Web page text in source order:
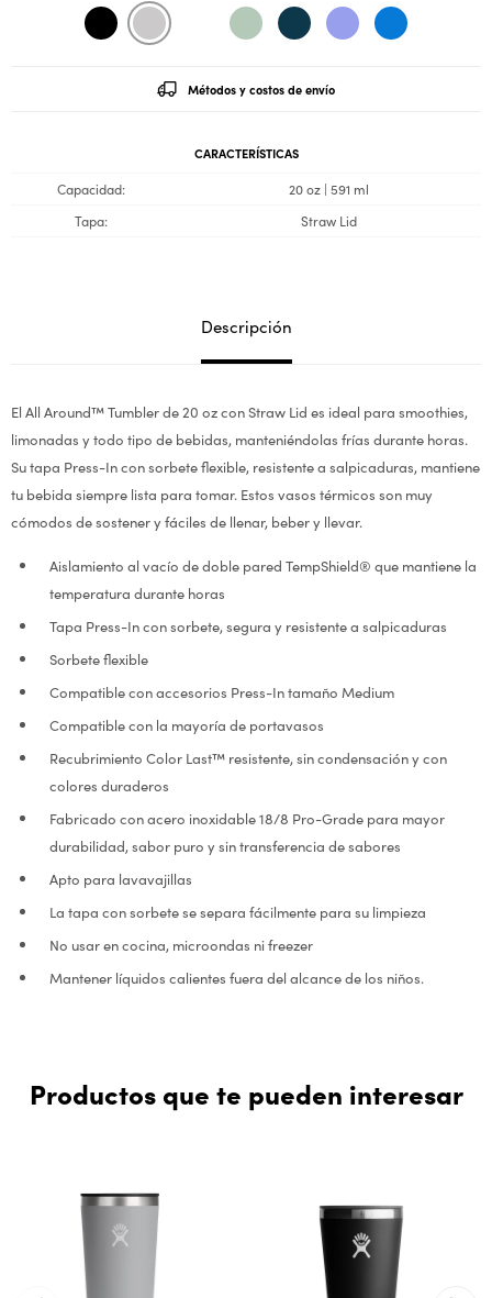
Métodos y costos de envío
CARACTERÍSTICAS
Capacidad
20 oz | 591 ml
Tapa
Straw Lid
Descripción
El All Around™ Tumbler de 20 oz con Straw Lid es ideal para smoothies,
limonadas y todo tipo de bebidas, manteniéndolas frías durante horas.
Su tapa Press-In con sorbete flexible, resistente a salpicaduras, mantiene
tu bebida siempre lista para tomar. Estos vasos térmicos son muy
cómodos de sostener y fáciles de llenar, beber y llevar.
Aislamiento al vacío de doble pared TempShield® que mantiene la
temperatura durante horas
Tapa Press-In con sorbete, segura y resistente a salpicaduras
Sorbete flexible
Compatible con accesorios Press-In tamaño Medium
Compatible con la mayoría de portavasos
Recubrimiento Color Last™ resistente, sin condensación y con
colores duraderos
Fabricado con acero inoxidable 18/8 Pro-Grade para mayor
durabilidad, sabor puro y sin transferencia de sabores
Apto para lavavajillas
La tapa con sorbete se separa fácilmente para su limpieza
No usar en cocina, microondas ni freezer
Mantener líquidos calientes fuera del alcance de los niños.
Productos que te pueden interesar